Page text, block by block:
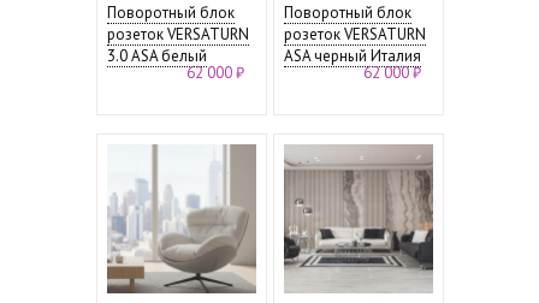
Поворотный блок
розеток VERSATURN
3.0 ASA белый
62 000 ₽
Поворотный блок
розеток VERSATURN
ASA черный Италия
62 000 ₽